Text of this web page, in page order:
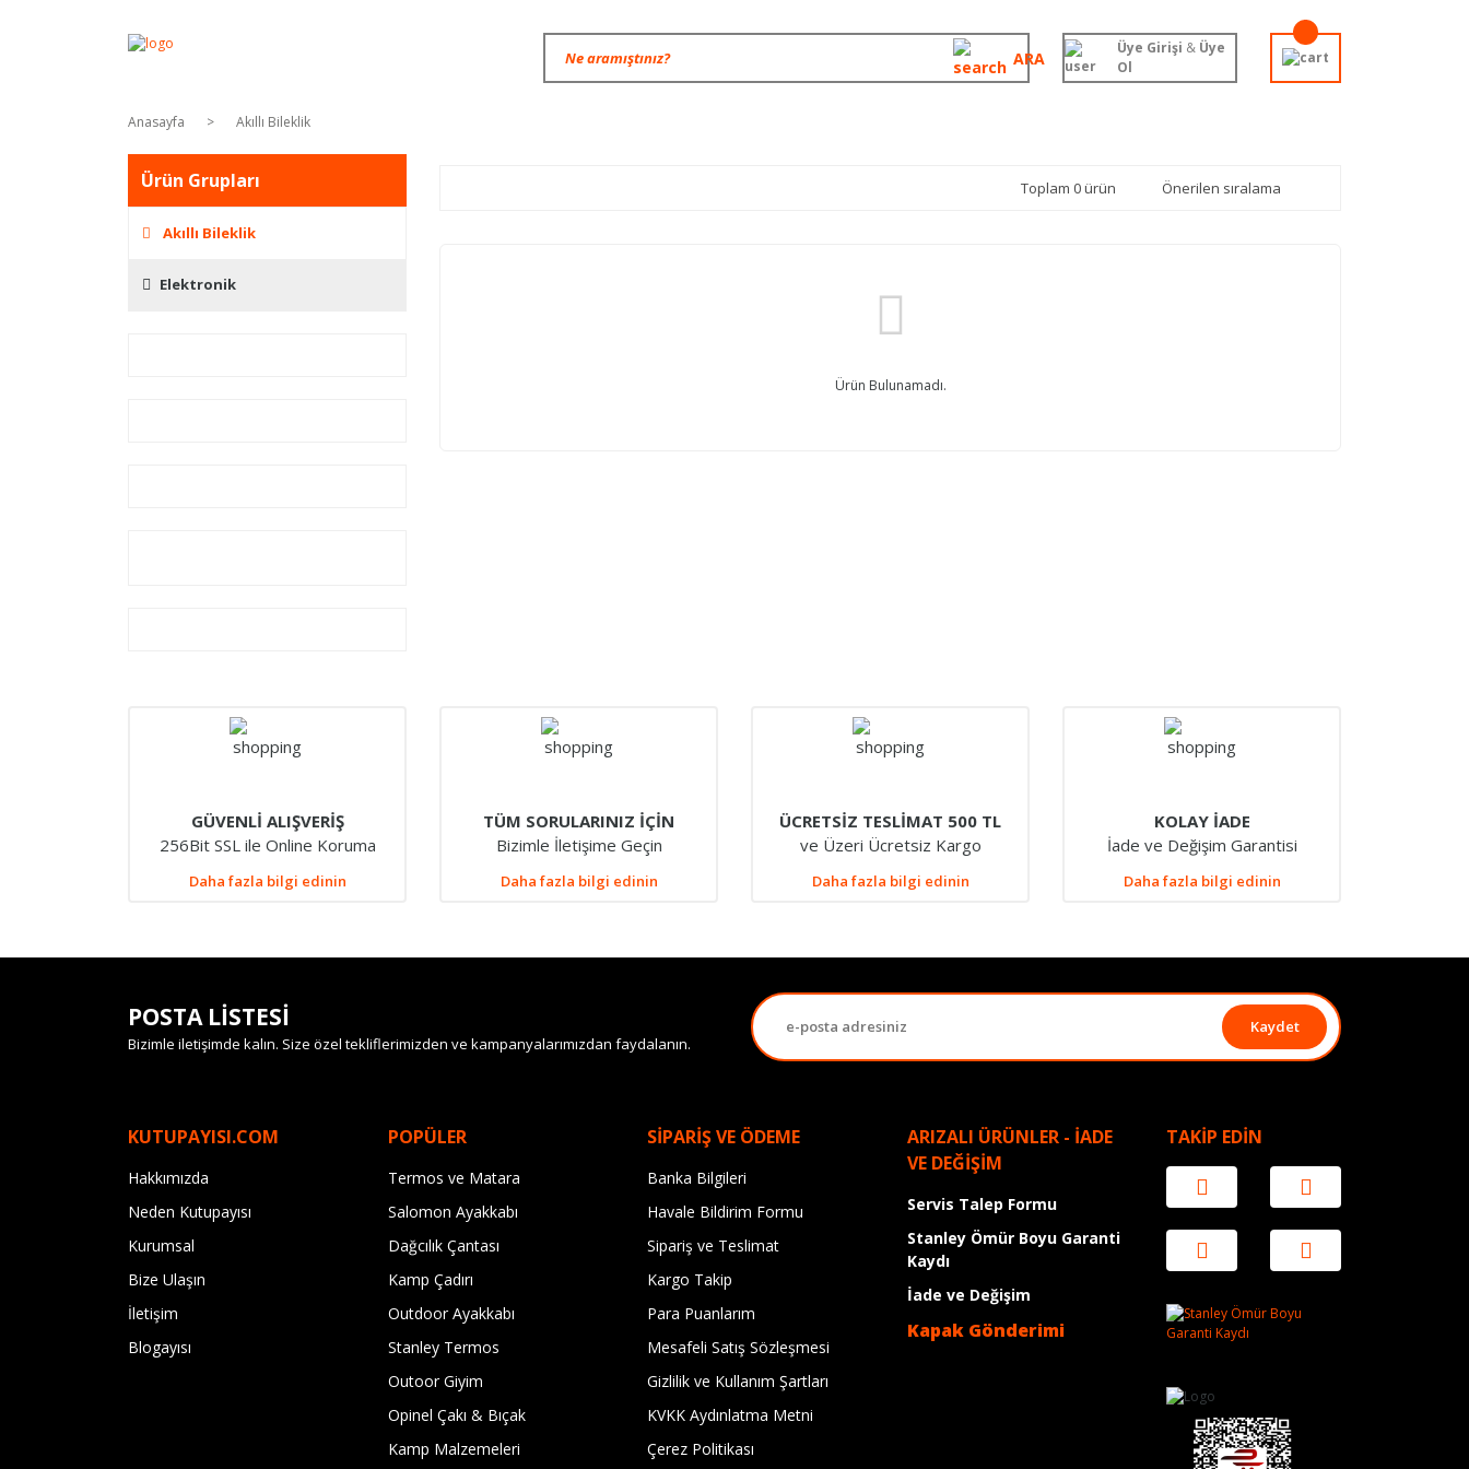
ARA Üye Girişi &Üye
Ol
Anasayfa Akıllı Bileklik
Ürün Grupları
Akıllı Bileklik
Elektronik
Toplam 0 ürün
Ürün Bulunamadı.
GÜVENLİ ALIŞVERİŞ
256Bit SSL ile Online Koruma
Daha fazla bilgi edinin
TÜM SORULARINIZ İÇİN
Bizimle İletişime Geçin
Daha fazla bilgi edinin
ÜCRETSİZ TESLİMAT 500 TL
ve Üzeri Ücretsiz Kargo
Daha fazla bilgi edinin
KOLAY İADE
İade ve Değişim Garantisi
Daha fazla bilgi edinin
POSTA LİSTESİ
Bizimle iletişimde kalın. Size özel tekliflerimizden ve kampanyalarımızdan faydalanın.
Kaydet
KUTUPAYISI.COM
Hakkımızda
Neden Kutupayısı
Kurumsal
Bize Ulaşın
İletişim
Blogayısı
POPÜLER
Termos ve Matara
Salomon Ayakkabı
Dağcılık Çantası
Kamp Çadırı
Outdoor Ayakkabı
Stanley Termos
Outoor Giyim
Opinel Çakı & Bıçak
Kamp Malzemeleri
SİPARİŞ VE ÖDEME
Banka Bilgileri
Havale Bildirim Formu
Sipariş ve Teslimat
Kargo Takip
Para Puanlarım
Mesafeli Satış Sözleşmesi
Gizlilik ve Kullanım Şartları
KVKK Aydınlatma Metni
Çerez Politikası
ARIZALI ÜRÜNLER - İADE
VE DEĞİŞİM
Servis Talep Formu
Stanley Ömür Boyu Garanti
Kaydı
İade ve Değişim
Kapak Gönderimi
TAKİP EDİN